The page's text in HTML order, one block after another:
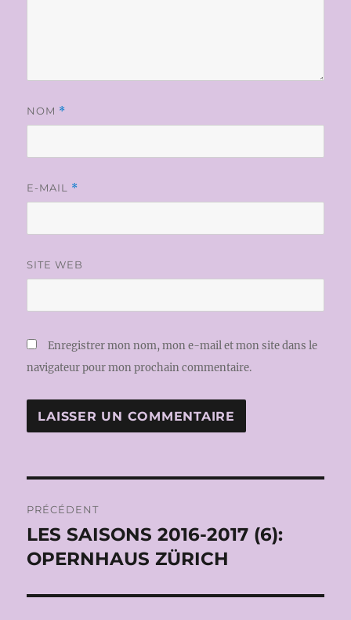
NOM *
E-MAIL *
SITE WEB
Enregistrer mon nom, mon e-mail et mon site dans le
navigateur pour mon prochain commentaire.
de
l’article
PRÉCÉDENT
Publication
précédente :
LES SAISONS 2016-2017 (6):
OPERNHAUS ZÜRICH